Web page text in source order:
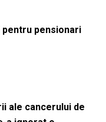
pensionari
ale cancerului de